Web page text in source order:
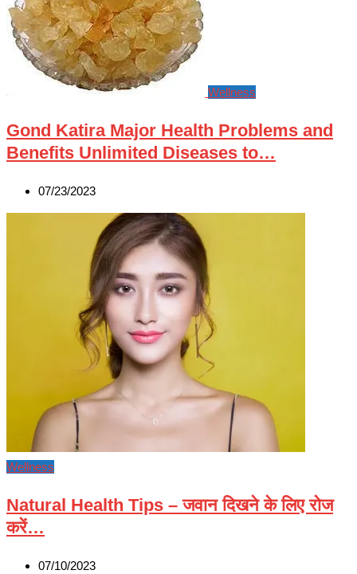
Wellness
Gond Katira Major Health Problems and
Benefits Unlimited Diseases to…
07/23/2023
Wellness
Natural Health Tips – जवान दिखने के लिए रोज
करें…
07/10/2023